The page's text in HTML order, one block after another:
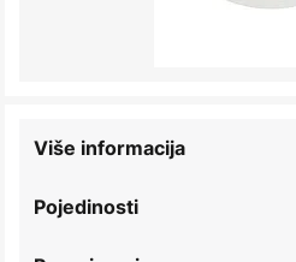
Pojedinosti
Više informacija